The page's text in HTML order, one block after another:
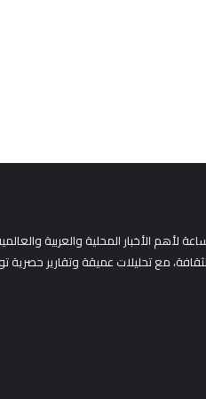
الأخبار المحلية والعربية
مع تحليلات عميقة وتقارير حصرية